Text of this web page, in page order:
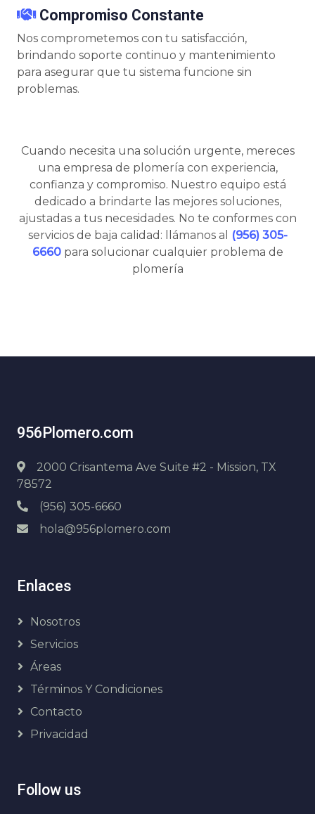
Compromiso Constante
Nos comprometemos con tu satisfacción,
brindando soporte continuo y mantenimiento
para asegurar que tu sistema funcione sin
problemas.
Cuando necesita una solución urgente, mereces
una empresa de plomería con experiencia,
confianza y compromiso. Nuestro equipo está
dedicado a brindarte las mejores soluciones,
ajustadas a tus necesidades. No te conformes con
servicios de baja calidad: llámanos al
(956) 305-
6660para solucionar cualquier problema de
plomería
956Plomero.com
2000 Crisantema Ave Suite #2 - Mission, TX
78572
(956) 305-6660
hola@956plomero.com
Enlaces
Nosotros
Servicios
Áreas
Términos Y Condiciones
Contacto
Privacidad
Follow us